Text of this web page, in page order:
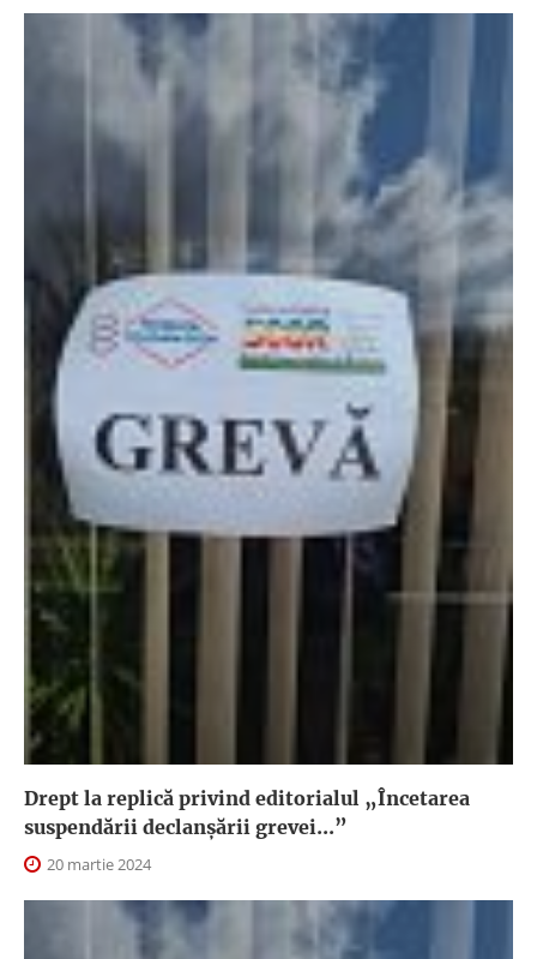
Drept la replică privind editorialul „Încetarea
suspendării declanşării grevei...”
20 martie 2024